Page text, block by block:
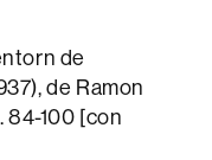
de
de Ramon
84-100 [con